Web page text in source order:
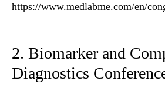
https://www.medlabme.com/en/
2. Biomarker and
Diagnostics